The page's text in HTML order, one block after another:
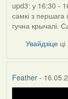
upd3: у 16:30 -
самкі з першага
гучна крычалі.
Увайдзіце ці
Feather-